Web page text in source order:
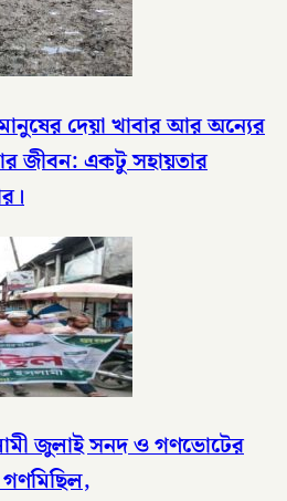
দেয়া খাবার আর অন্যের
জীবন: একটু সহায়তার
জুলাই সনদ ও গণভোটের
গণমিছিল,